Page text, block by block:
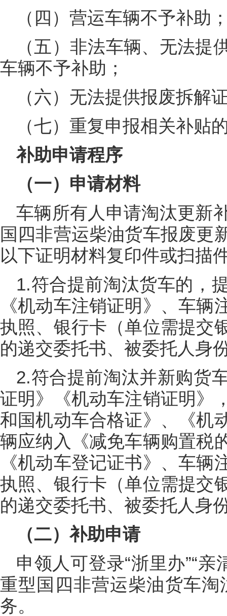
（四）营运车辆不予补助
（五）非法车辆、无法提
车辆不予补助；
（六）无法提供报废拆解
（七）重复申报相关补贴
补助申请程序
（一）申请材料
车辆所有人申请淘汰更新
国四非营运柴油货车报废更
以下证明材料复印件或扫描
1.符合提前淘汰货车的，
《机动车注销证明》、车
执照、银行卡（单位需提交
的递交委托书、被委托人身
2.符合提前淘汰并新购货
证明》《机动车注销证明》
和国机动车合格证》、《机
辆应纳入《减免车辆购置税
《机动车登记证书》、车
执照、银行卡（单位需提交
的递交委托书、被委托人身
（二）补助申请
申领人可登录“浙里办”“
重型国四非营运柴油货车
务。